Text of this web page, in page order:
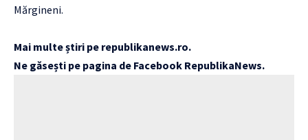
Mărgineni.
Mai multe știri pe republikanews.ro.
Ne găsești pe pagina de Facebook RepublikaNews.